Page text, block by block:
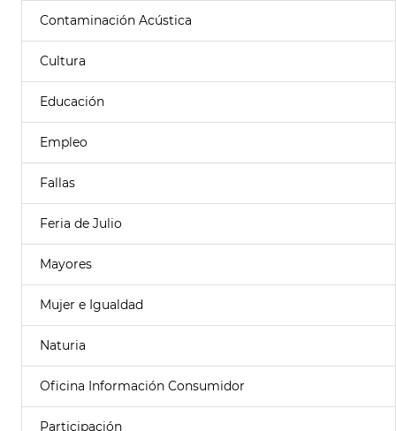
Contaminación Acústica
Cultura
Educación
Empleo
Fallas
Feria de Julio
Mayores
Mujer e Igualdad
Naturia
Oficina Información Consumidor
Participación